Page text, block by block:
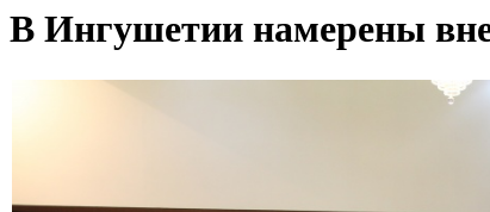
В Ингушетии намерены